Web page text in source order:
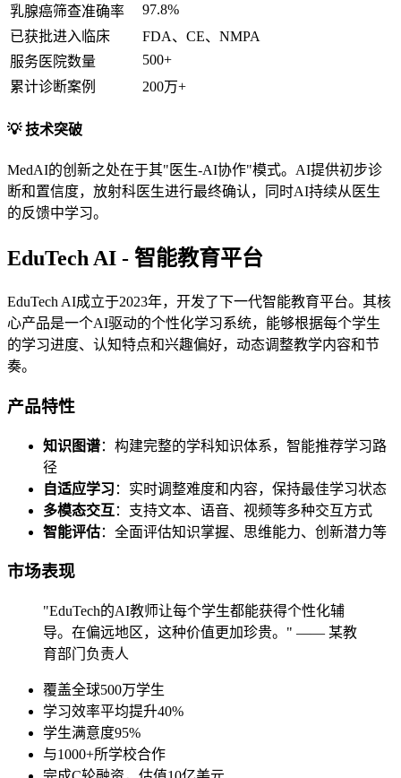
乳腺癌筛查准确率
97.8%
已获批进入临床
FDA、CE、NMPA
服务医院数量
500+
累计诊断案例
200万+
💡 技术突破
MedAI的创新之处在于其"医生-AI协作"模式。AI提供初步诊
断和置信度，放射科医生进行最终确认，同时AI持续从医生
的反馈中学习。
EduTech AI - 智能教育平台
EduTech AI成立于2023年，开发了下一代智能教育平台。其核
心产品是一个AI驱动的个性化学习系统，能够根据每个学生
的学习进度、认知特点和兴趣偏好，动态调整教学内容和节
奏。
产品特性
知识图谱：构建完整的学科知识体系，智能推荐学习路
径
自适应学习 ：实时调整难度和内容，保持最佳学习状态
多模态交互 ：支持文本、语音、视频等多种交互方式
智能评估：全面评估知识掌握、思维能力、创新潜力等
市场表现
"EduTech的AI教师让每个学生都能获得个性化辅
导。在偏远地区，这种价值更加珍贵。" —— 某教
育部门负责人
覆盖全球500万学生
学习效率平均提升40%
学生满意度95%
与1000+所学校合作